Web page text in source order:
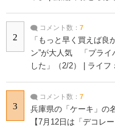
2
コメント数： 7
「もっと早く買えば
ン”が大人気 「プライ
した」（2/2） | ライフ
3
コメント数： 7
兵庫県の「ケーキ」の
【7月12日は「デコレ